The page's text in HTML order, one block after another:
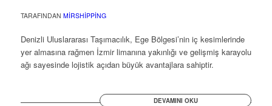
TARAFINDAN MIRSHIPPING
Denizli Uluslararası Taşımacılık, Ege Bölgesi’nin iç kesimlerinde
yer almasına rağmen İzmir limanına yakınlığı ve gelişmiş karayolu
ağı sayesinde lojistik açıdan büyük avantajlara sahiptir.
DEVAMINI OKU